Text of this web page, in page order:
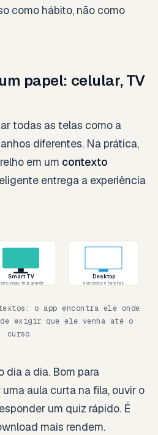
como hábito, não como
papel: celular, TV
todas as telas como a
diferentes. Na prática,
em um contexto
entrega a experiência
Smart TV
longo, tela grande
Desktop
exercícios e tarefas
o app encontra ele onde
exigir que ele venha até o
curso.
dia a dia. Bom para
aula curta na fila, ouvir o
um quiz rápido. É
mais rendem.